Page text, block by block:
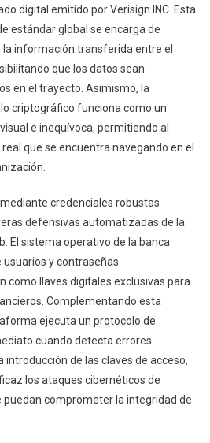
digital emitido por Verisign INC. Esta
estándar global se encarga de
información transferida entre el
que los datos sean
en el trayecto. Asimismo, la
criptográfico funciona como un
e inequívoca, permitiendo al
que se encuentra navegando en el
credenciales robustas
defensivas automatizadas de la
El sistema operativo de la banca
usuarios y contraseñas
como llaves digitales exclusivas para
Complementando esta
ejecuta un protocolo de
cuando detecta errores
introducción de las claves de acceso,
los ataques cibernéticos de
comprometer la integridad de